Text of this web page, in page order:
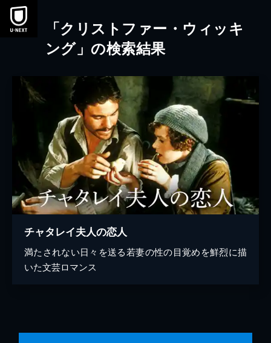
本文へスキップ
「クリストファー・ウィッキ
ング」の検索結果
チャタレイ夫人の恋人
満たされない日々を送る若妻の性の目覚めを鮮烈に描
いた文芸ロマンス